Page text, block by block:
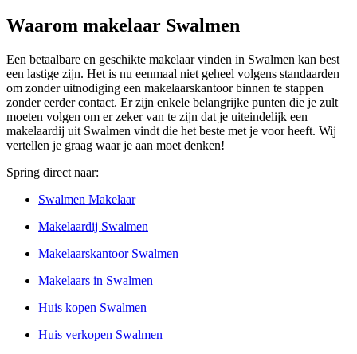
Waarom makelaar Swalmen
Een betaalbare en geschikte makelaar vinden in Swalmen kan best
een lastige zijn. Het is nu eenmaal niet geheel volgens standaarden
om zonder uitnodiging een makelaarskantoor binnen te stappen
zonder eerder contact. Er zijn enkele belangrijke punten die je zult
moeten volgen om er zeker van te zijn dat je uiteindelijk een
makelaardij uit Swalmen vindt die het beste met je voor heeft. Wij
vertellen je graag waar je aan moet denken!
Spring direct naar:
Swalmen Makelaar
Makelaardij Swalmen
Makelaarskantoor Swalmen
Makelaars in Swalmen
Huis kopen Swalmen
Huis verkopen Swalmen